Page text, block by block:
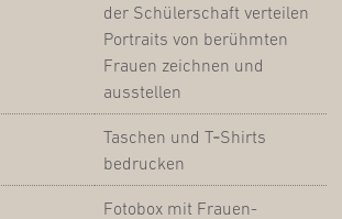
der Schü­ler­schaft ver­tei­len
Por­traits von berühm­ten
Frau­en zeich­nen und
ausstellen
Taschen und T‑Shirts
bedrucken
Foto­box mit Frauen-